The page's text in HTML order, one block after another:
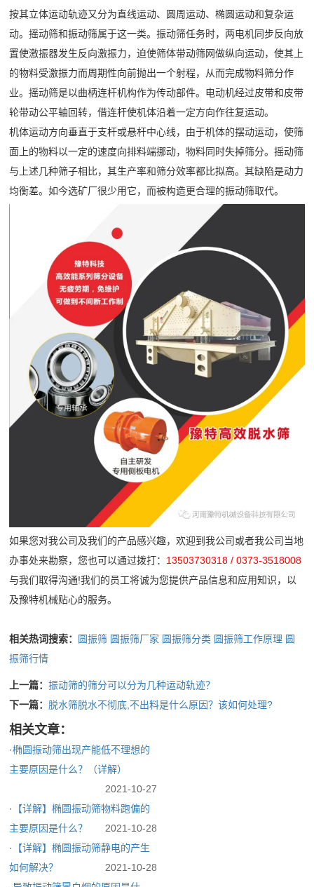
按其立体运动轨迹又分为直线运动、圆周运动、椭圆运动和复杂运
动。摇动筛和振动筛属于这一类。振动筛任务时，两电机同步反向放
置使激振器发生反向激振力，迫使筛体带动筛网做纵向运动，使其上
的物料受激振力而周期性向前抛出一个射程，从而完成物料筛分作
业。摇动筛是以曲柄连杆机构作为传动部件。电动机经过皮带和皮带
轮带动公平轴回转，借连杆使机体沿着一定方向作往复运动。
机体运动方向垂直于支杆或悬杆中心线，由于机体的摆动运动，使筛
面上的物料以一定的速度向排料端挪动，物料同时失掉筛分。摇动筛
与上述几种筛子相比，其生产率和筛分效率都比拟高。其缺陷是动力
均衡差。如今选矿厂很少用它，而被构造更合理的振动筛取代。
如果您对我公司及我们的产品感兴趣，欢迎到我公司或者我公司当地
办事处来勘察，您也可以通过拨打： 13503730318 / 0373-3518008
与我们取得沟通!我们的员工将诚为您提供产品信息和应用知识，以
及豫特机械贴心的服务。
相关热词搜索： 圆振筛 圆振筛厂家 圆振筛分类 圆振筛工作原理 圆
振筛行情
上一篇：振动筛的筛分可以分为几种运动轨迹？
下一篇： 脱水筛脱水不彻底,不出料是什么原因？该如何处理?
相关文章：
·椭圆振动筛出现产能低不理想的
主要原因是什么？（详解）
2021-10-27
·
【详解】椭圆振动筛物料跑偏的
主要原因是什么？
2021-10-28
·
【详解】椭圆振动筛静电的产生
如何解决？
2021-10-28